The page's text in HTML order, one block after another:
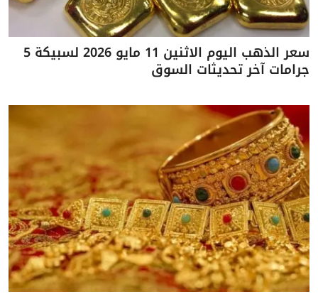
سعر الذهب اليوم الاثنين 11 مايو 2026 لسبيكة 5
جرامات آخر تحديثات السوق